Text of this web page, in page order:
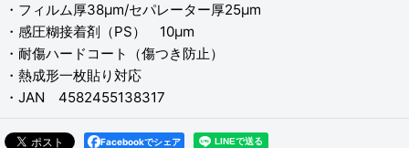
・フィルム厚38μm/セパレーター厚25μm
・感圧糊接着剤（PS） 10μm
・耐傷ハードコート（傷つき防止）
・熱成形一枚貼り対応
・JAN 4582455138317
Facebookでシェア